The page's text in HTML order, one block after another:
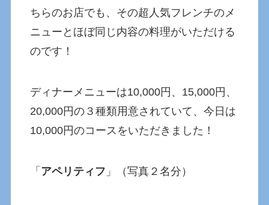
ちらのお店でも、その超人気フレンチのメ
ニューとほぼ同じ内容の料理がいただける
のです！
ディナーメニューは10,000円、15,000円、
20,000円の３種類用意されていて、今日は
10,000円のコースをいただきました！
「 アペリティフ 」（写真２名分）